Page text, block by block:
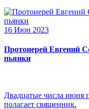
16 Июн 2023
Протоиерей Евгений
пьянки
Двадцатые числа июня
полагает священник.